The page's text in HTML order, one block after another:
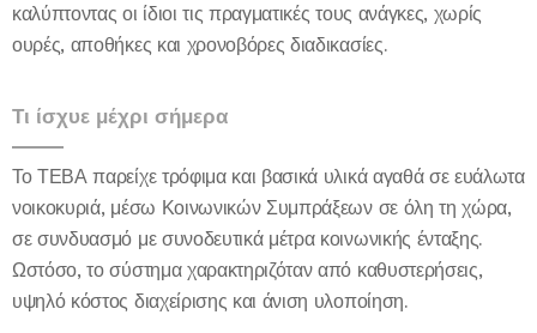
καλύπτοντας οι ίδιοι τις πραγματικές τους ανάγκες, χωρίς
ουρές, αποθήκες και χρονοβόρες διαδικασίες.
Τι ίσχυε μέχρι σήμερα
Το ΤΕΒΑ παρείχε τρόφιμα και βασικά υλικά αγαθά σε ευάλωτα
νοικοκυριά, μέσω Κοινωνικών Συμπράξεων σε όλη τη χώρα,
σε συνδυασμό με συνοδευτικά μέτρα κοινωνικής ένταξης.
Ωστόσο, το σύστημα χαρακτηριζόταν από καθυστερήσεις,
υψηλό κόστος διαχείρισης και άνιση υλοποίηση.